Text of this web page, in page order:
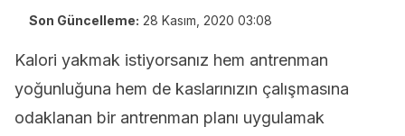
Son Güncelleme: 28 Kasım, 2020 03:08
Kalori yakmak istiyorsanız hem antrenman
yoğunluğuna hem de kaslarınızın çalışmasına
odaklanan bir antrenman planı uygulamak